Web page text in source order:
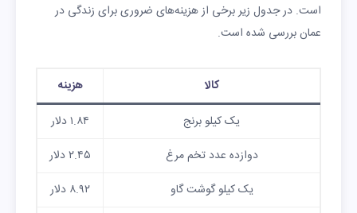
است. در جدول زیر برخی از هزینه‌های ضروری برای زندگی در
عمان بررسی شده است.
کالا
هزینه
یک کیلو برنج
۱.۸۴ دلار
دوازده عدد تخم مرغ
۲.۴۵ دلار
یک کیلو گوشت گاو
۸.۹۲ دلار